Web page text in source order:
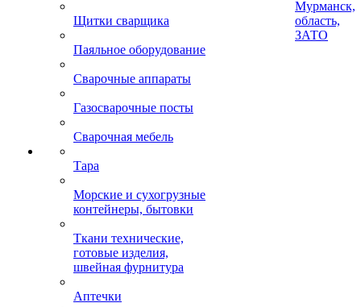
Щитки сварщика
Паяльное оборудование
Сварочные аппараты
Газосварочные посты
Сварочная мебель
Тара
Морские и сухогрузные
контейнеры, бытовки
Ткани технические,
готовые изделия,
швейная фурнитура
Аптечки
Мурманск,
область,
ЗАТО